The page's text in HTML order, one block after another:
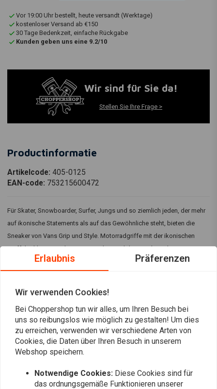
Vor 19:00 Uhr bestellt, heute versandt (Werktage)
kostenloser Versand ab €150
30 Tage Bedenkzeit, einfache Rückgabe
Kunden geben uns eine 9.2/10
Wir sind für Sie da!
Stellen Sie Ihre Frage >
Productinformatie
Artikelcode: 405-0125
EAN-code: 753215600472
Für Skater, Snowboarder, Surfer, Jungs und so ziemlich jeden, der mehr
auf ikonische Statements als auf das Gewöhnliche steht, bieten die
Sneaker von Vans Grip und Style. Motorradgriffe mit der ikonischen
Waffelsohlentextur der Vans-Sneaker sind das Ergebnis der
Partnerschaft zwischen Cultcrew und Vans! Eine kleine Kuppel in der
Drosselhülse ist nicht im Lieferumfang enthalten und muss
wiederverwendet oder separat erworben werden.
Kollaboration der kultigen Marken: Vans & Cult Crew.
Material:Gummi
150 mm
Lesen Sie mehr
Bewertungen
Erlaubnis Präferenzen
Wir verwenden Cookies!
Bei Choppershop tun wir alles, um Ihren Besuch bei
uns so reibungslos wie möglich zu gestalten! Um dies
zu erreichen, verwenden wir verschiedene Arten von
Cookies, die Daten über Ihren Besuch in unserem
Webshop speichern.
Notwendige Cookies: Diese Cookies sind für
das ordnungsgemäße Funktionieren unserer